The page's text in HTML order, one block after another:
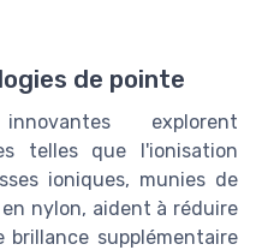
de pointe
explorent
telles que l'ionisation
ioniques, munies de
nylon, aident à réduire
supplémentaire